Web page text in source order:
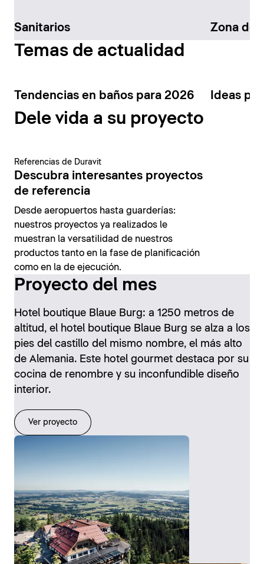
Sanitarios Zona de
Temas de actualidad
Tendencias en baños para 2026 Ideas
Dele vida a su proyecto
Referencias de Duravit
Descubra interesantes proyectos
de referencia
Desde aeropuertos hasta guarderías:
nuestros proyectos ya realizados le
muestran la versatilidad de nuestros
productos tanto en la fase de planificación
como en la de ejecución.
Proyecto del mes
Hotel boutique Blaue Burg: a 1250 metros de
altitud, el hotel boutique Blaue Burg se alza a los
pies del castillo del mismo nombre, el más alto
de Alemania. Este hotel gourmet destaca por su
cocina de renombre y su inconfundible diseño
interior.
Ver proyecto